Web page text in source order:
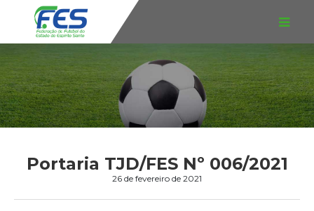
Portaria TJD/FES Nº 006/2021
26 de fevereiro de 2021